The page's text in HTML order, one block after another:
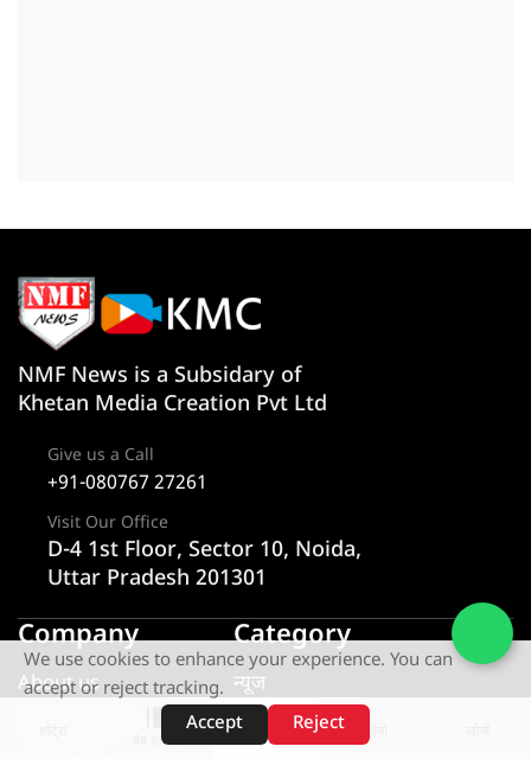
वेब स्टोरीज़
NMF News is a Subsidary of
Khetan Media Creation Pvt Ltd
Give us a Call
+91-080767 27261
Visit Our Office
D-4 1st Floor, Sector 10, Noida,
Uttar Pradesh 201301
Company
About us
Category
न्यूज
राज्य
We use cookies to enhance your experience. You can
accept or reject tracking.
Accept
Reject